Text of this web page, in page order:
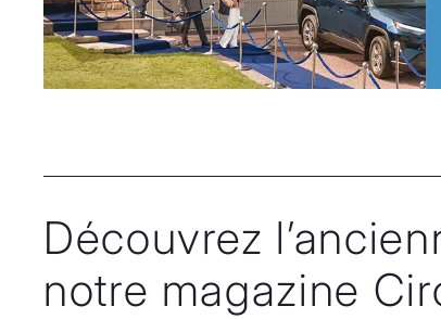
Découvrez
notre magazine